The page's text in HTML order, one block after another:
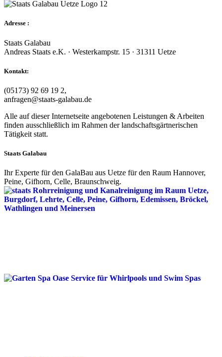
Adresse :
Staats Galabau
Andreas Staats e.K. · Westerkampstr. 15 · 31311 Uetze
Kontakt:
(05173) 92 69 19 2,
anfragen@staats-galabau.de
Alle auf dieser Internetseite angebotenen Leistungen & Arbeiten
finden ausschließlich im Rahmen der landschaftsgärtnerischen
Tätigkeit statt.
Staats Galabau
Ihr Experte für den GalaBau aus Uetze für den Raum Hannover,
Peine, Gifhorn, Celle, Braunschweig.